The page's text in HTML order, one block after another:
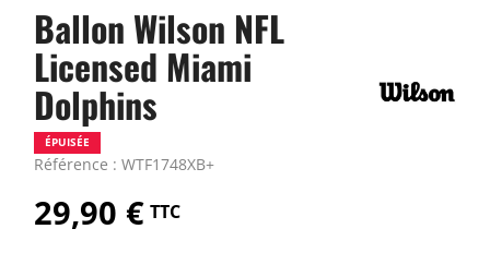
Ballon Wilson NFL
Licensed Miami
Dolphins
Référence : WTF1748XB+
ÉPUISÉE
29,90 € TTC